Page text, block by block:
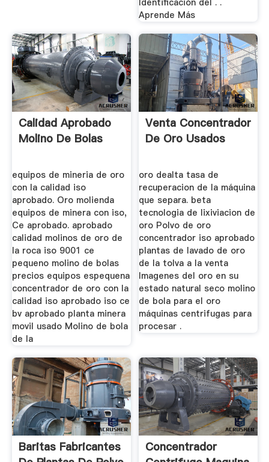
Identificación del . .
Aprende Más
Calidad Aprobado
Molino De Bolas
equipos de mineria de oro
con la calidad iso
aprobado. Oro molienda
equipos de minera con iso,
Ce aprobado. aprobado
calidad molinos de oro de
la roca iso 9001 ce
pequeno molino de bolas
precios equipos espequena
concentrador de oro con la
calidad iso aprobado iso ce
bv aprobado planta minera
movil usado Molino de bola
de la
Venta Concentrador
De Oro Usados
oro dealta tasa de
recuperacion de la máquina
que separa. beta
tecnologia de lixiviacion de
oro Polvo de oro
concentrador iso aprobado
plantas de lavado de oro
de la tolva a la venta
Imagenes del oro en su
estado natural seco molino
de bola para el oro
máquinas centrifugas para
procesar .
Baritas Fabricantes
Concentrador